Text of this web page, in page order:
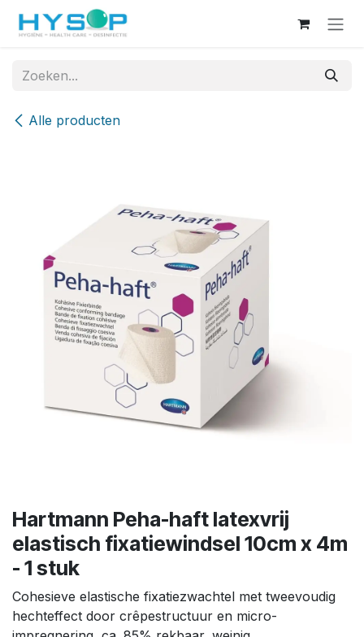
Overslaan naar inhoud
Alle producten
Hartmann Peha-haft latexvrij
elastisch fixatiewindsel 10cm x 4m
- 1 stuk
Cohesieve elastische fixatiezwachtel met tweevoudig
hechteffect door crêpestructuur en micro-